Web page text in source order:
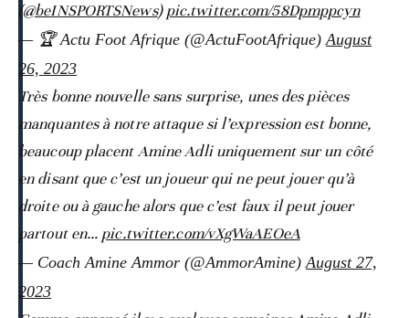
(@beINSPORTSNews)pic.twitter.com/58Dpmppcyn
— 🏆 Actu Foot Afrique (@ActuFootAfrique)August
26, 2023
Très bonne nouvelle sans surprise, unes des pièces
manquantes à notre attaque si l’expression est bonne,
beaucoup placent Amine Adli uniquement sur un côté
en disant que c’est un joueur qui ne peut jouer qu’à
droite ou à gauche alors que c’est faux il peut jouer
partout en… pic.twitter.com/vXgWaAEOeA
— Coach Amine Ammor (@AmmorAmine)August 27,
2023